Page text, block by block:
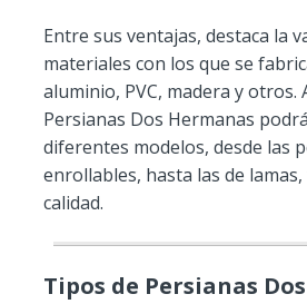
Entre sus ventajas, destaca la
materiales con los que se
aluminio, PVC, madera y otros.
Persianas Dos Hermanas
diferentes modelos, desde las
enrollables, hasta las de
calidad.
Tipos de Persianas